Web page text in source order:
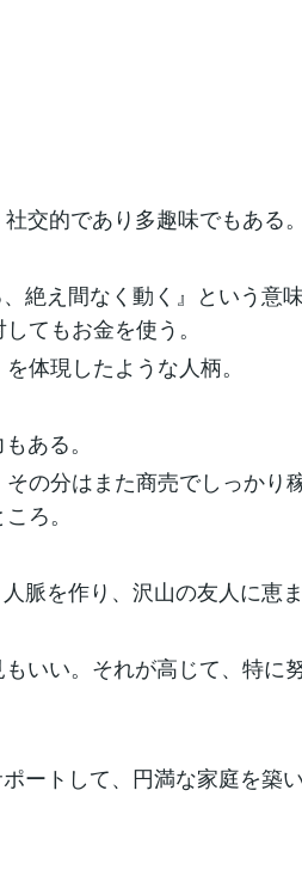
交的であり多趣味でもある
絶え間なく動く』という意
てもお金を使う。
体現したような人柄。
ある。
の分はまた商売でしっかり
ろ。
脈を作り、沢山の友人に恵ま
いい。それが高じて、特に
ートして、円満な家庭を築い